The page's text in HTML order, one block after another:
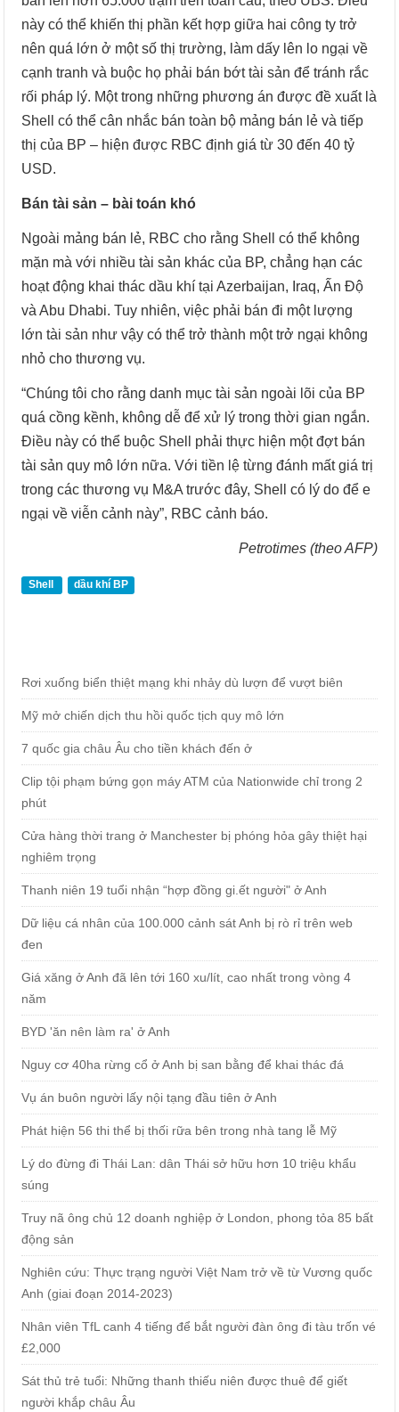
này có thể khiến thị phần kết hợp giữa hai công ty trở
nên quá lớn ở một số thị trường, làm dấy lên lo ngại về
cạnh tranh và buộc họ phải bán bớt tài sản để tránh rắc
rối pháp lý. Một trong những phương án được đề xuất là
Shell có thể cân nhắc bán toàn bộ mảng bán lẻ và tiếp
thị của BP – hiện được RBC định giá từ 30 đến 40 tỷ
USD.
Bán tài sản – bài toán khó
Ngoài mảng bán lẻ, RBC cho rằng Shell có thể không
mặn mà với nhiều tài sản khác của BP, chẳng hạn các
hoạt động khai thác dầu khí tại Azerbaijan, Iraq, Ấn Độ
và Abu Dhabi. Tuy nhiên, việc phải bán đi một lượng
lớn tài sản như vậy có thể trở thành một trở ngại không
nhỏ cho thương vụ.
“Chúng tôi cho rằng danh mục tài sản ngoài lõi của BP
quá cồng kềnh, không dễ để xử lý trong thời gian ngắn.
Điều này có thể buộc Shell phải thực hiện một đợt bán
tài sản quy mô lớn nữa. Với tiền lệ từng đánh mất giá trị
trong các thương vụ M&A trước đây, Shell có lý do để e
ngại về viễn cảnh này”, RBC cảnh báo.
Petrotimes (theo AFP)
Shell dầu khí BP
Rơi xuống biển thiệt mạng khi nhảy dù lượn để vượt biên
Mỹ mở chiến dịch thu hồi quốc tịch quy mô lớn
7 quốc gia châu Âu cho tiền khách đến ở
Clip tội phạm bứng gọn máy ATM của Nationwide chỉ trong 2
phút
Cửa hàng thời trang ở Manchester bị phóng hỏa gây thiệt hại
nghiêm trọng
Thanh niên 19 tuổi nhận “hợp đồng gi.ết người" ở Anh
Dữ liệu cá nhân của 100.000 cảnh sát Anh bị rò rỉ trên web
đen
Giá xăng ở Anh đã lên tới 160 xu/lít, cao nhất trong vòng 4
năm
BYD 'ăn nên làm ra' ở Anh
Nguy cơ 40ha rừng cổ ở Anh bị san bằng để khai thác đá
Vụ án buôn người lấy nội tạng đầu tiên ở Anh
Phát hiện 56 thi thể bị thối rữa bên trong nhà tang lễ Mỹ
Lý do đừng đi Thái Lan: dân Thái sở hữu hơn 10 triệu khẩu
súng
Truy nã ông chủ 12 doanh nghiệp ở London, phong tỏa 85 bất
động sản
Nghiên cứu: Thực trạng người Việt Nam trở về từ Vương quốc
Anh (giai đoạn 2014-2023)
Nhân viên TfL canh 4 tiếng để bắt người đàn ông đi tàu trốn vé
£2,000
Sát thủ trẻ tuổi: Những thanh thiếu niên được thuê để giết
người khắp châu Âu